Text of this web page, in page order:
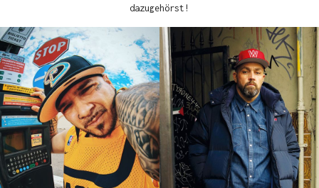
dazugehörst!